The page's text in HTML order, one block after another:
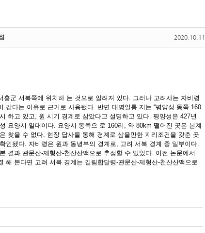
2020.10.11
군 서북쪽에 위치하 는 것으로 알려져 있다. 그러나 고려사는 자비령
같다는 이유로 근거로 사용됐다. 반면 대명일통 지는 “평양성 동쪽 160
하고 있고, 원 시기 경계로 삼았다고 설명하고 있다. 평양성은 427년
요양시 일대이다. 요양시 동쪽으 로 160리, 약 80km 떨어진 곳은 본계
찾을 수 없다. 현장 답사를 통해 경계로 삼을만한 지리조건을 갖춘 곳
인됐다. 자비령은 원과 동녕부의 경계로, 고려 서북 경계 중 일부이다.
결과 관문산-제형산-천산산맥으로 추정할 수 있었다. 이전 논문에서
해 본다면 고려 서북 경계는 길림합달령-관문산-제형산-천산산맥으로